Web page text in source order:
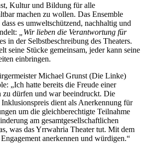
Kultur und Bildung für alle
machen zu wollen. Das Ensemble
es umweltschützend, nachhaltig und
„Wir lieben die Verantwortung für
in der Selbstbeschreibung des Theaters.
seine Stücke gemeinsam, jeder kann seine
einbringen.
Michael Grunst (Die Linke)
„Ich hatte bereits die Freude einer
dürfen und war beeindruckt. Die
dient als Anerkennung für
um die gleichberechtigte Teilnahme
am gesamtgesellschaftlichen
was das Yrrwahria Theater tut. Mit dem
anerkennen und würdigen.“